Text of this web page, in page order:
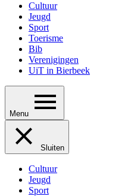
Cultuur
Jeugd
Sport
Toerisme
Bib
Verenigingen
UiT in Bierbeek
Menu
Sluiten
Cultuur
Jeugd
Sport